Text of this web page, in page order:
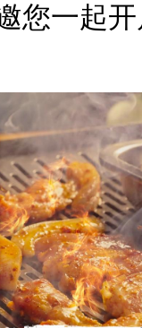
您一起